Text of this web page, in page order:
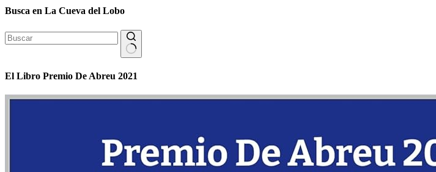
Busca en La Cueva del Lobo
resultados
El Libro Premio De Abreu 2021